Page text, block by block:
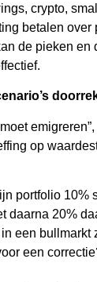
crypto,
betalen over
de pieken en
op
portfolio 10%
daarna 20%
een bullmarkt
een